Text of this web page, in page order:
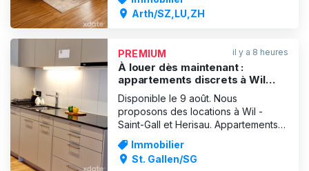
dames indépendantes et les TS/TV
dans le domaine érotique. -
rapide, coffre-fort - Ména
Arth/SZ,LU,ZH
PREMIUM il y a 8 heures
À louer dès maintenant :
appartements discrets à Wil
(Saint-Gall) et à Herisau.
Disponible le 9 août. Nous
proposons des locations à Wil -
Saint-Gall et Herisau. Appartements
propres et discrets pour des
massages et des services érotiques.
Bienvenues : Européennes,
Immobilier
St. Gallen/SG